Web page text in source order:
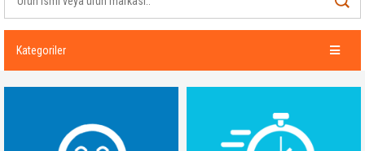
Kategoriler